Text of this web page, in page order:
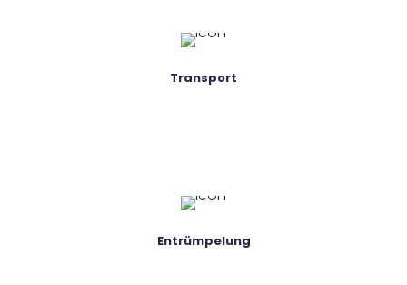
Transport
Entrümpelung